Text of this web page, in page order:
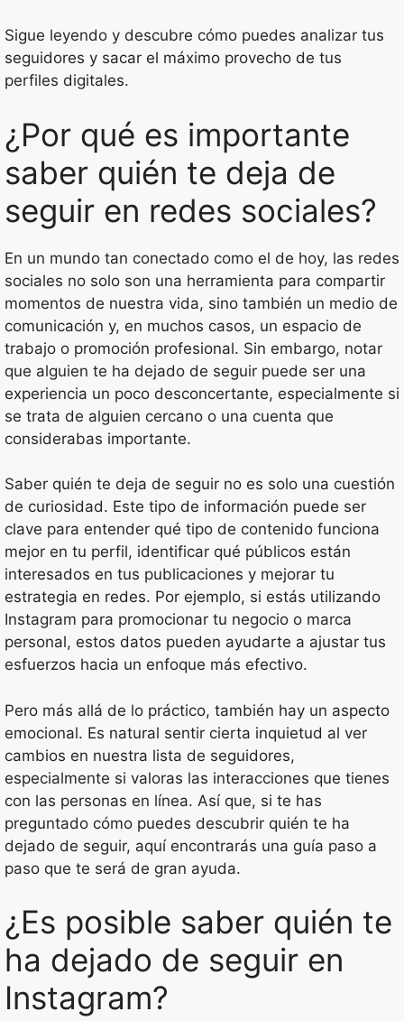
Sigue leyendo y descubre cómo puedes analizar tus
seguidores y sacar el máximo provecho de tus
perfiles digitales.
¿Por qué es importante
saber quién te deja de
seguir en redes sociales?
En un mundo tan conectado como el de hoy, las redes
sociales no solo son una herramienta para compartir
momentos de nuestra vida, sino también un medio de
comunicación y, en muchos casos, un espacio de
trabajo o promoción profesional. Sin embargo, notar
que alguien te ha dejado de seguir puede ser una
experiencia un poco desconcertante, especialmente si
se trata de alguien cercano o una cuenta que
considerabas importante.
Saber quién te deja de seguir no es solo una cuestión
de curiosidad. Este tipo de información puede ser
clave para entender qué tipo de contenido funciona
mejor en tu perfil, identificar qué públicos están
interesados en tus publicaciones y mejorar tu
estrategia en redes. Por ejemplo, si estás utilizando
Instagram para promocionar tu negocio o marca
personal, estos datos pueden ayudarte a ajustar tus
esfuerzos hacia un enfoque más efectivo.
Pero más allá de lo práctico, también hay un aspecto
emocional. Es natural sentir cierta inquietud al ver
cambios en nuestra lista de seguidores,
especialmente si valoras las interacciones que tienes
con las personas en línea. Así que, si te has
preguntado cómo puedes descubrir quién te ha
dejado de seguir, aquí encontrarás una guía paso a
paso que te será de gran ayuda.
¿Es posible saber quién te
ha dejado de seguir en
Instagram?